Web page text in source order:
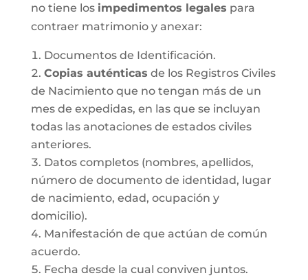
no tiene los impedimentos legales para
contraer matrimonio y anexar:
Documentos de Identificación.
Copias auténticas de los Registros Civiles
de Nacimiento que no tengan más de un
mes de expedidas, en las que se incluyan
todas las anotaciones de estados civiles
anteriores.
Datos completos (nombres, apellidos,
número de documento de identidad, lugar
de nacimiento, edad, ocupación y
domicilio).
Manifestación de que actúan de común
acuerdo.
Fecha desde la cual conviven juntos.